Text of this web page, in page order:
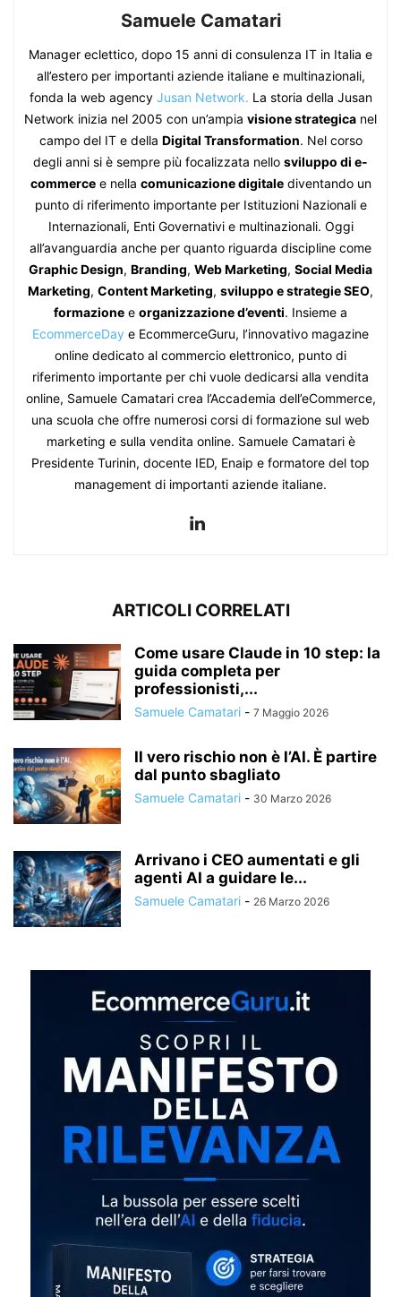
Samuele Camatari
Manager eclettico, dopo 15 anni di consulenza IT in Italia e
all’estero per importanti aziende italiane e multinazionali,
fonda la web agency Jusan Network. La storia della Jusan
Network inizia nel 2005 con un’ampia visione strategica nel
campo del IT e della Digital Transformation. Nel corso
degli anni si è sempre più focalizzata nello sviluppo di e-
commercee nella comunicazione digitalediventando un
punto di riferimento importante per Istituzioni Nazionali e
Internazionali, Enti Governativi e multinazionali. Oggi
all’avanguardia anche per quanto riguarda discipline come
Graphic Design, Branding, Web Marketing, Social Media
Marketing, Content Marketing, sviluppo e strategie SEO,
formazione e organizzazione d’eventi. Insieme a
EcommerceDay e EcommerceGuru, l’innovativo magazine
online dedicato al commercio elettronico, punto di
riferimento importante per chi vuole dedicarsi alla vendita
online, Samuele Camatari crea l’Accademia dell’eCommerce,
una scuola che offre numerosi corsi di formazione sul web
marketing e sulla vendita online. Samuele Camatari è
Presidente Turinin, docente IED, Enaip e formatore del top
management di importanti aziende italiane.
ARTICOLI CORRELATI
Come usare Claude in 10 step: la
guida completa per
professionisti,...
Samuele Camatari - 7 Maggio 2026
Il vero rischio non è l’AI. È partire
dal punto sbagliato
Samuele Camatari - 30 Marzo 2026
Arrivano i CEO aumentati e gli
agenti AI a guidare le...
Samuele Camatari - 26 Marzo 2026